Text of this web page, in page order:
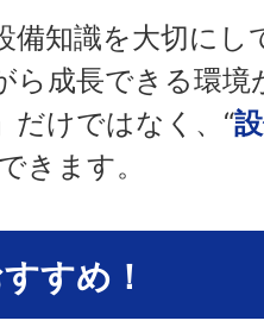
備知識を大切にし
ら成長できる環境
だけではなく、“
きます。
すめ！